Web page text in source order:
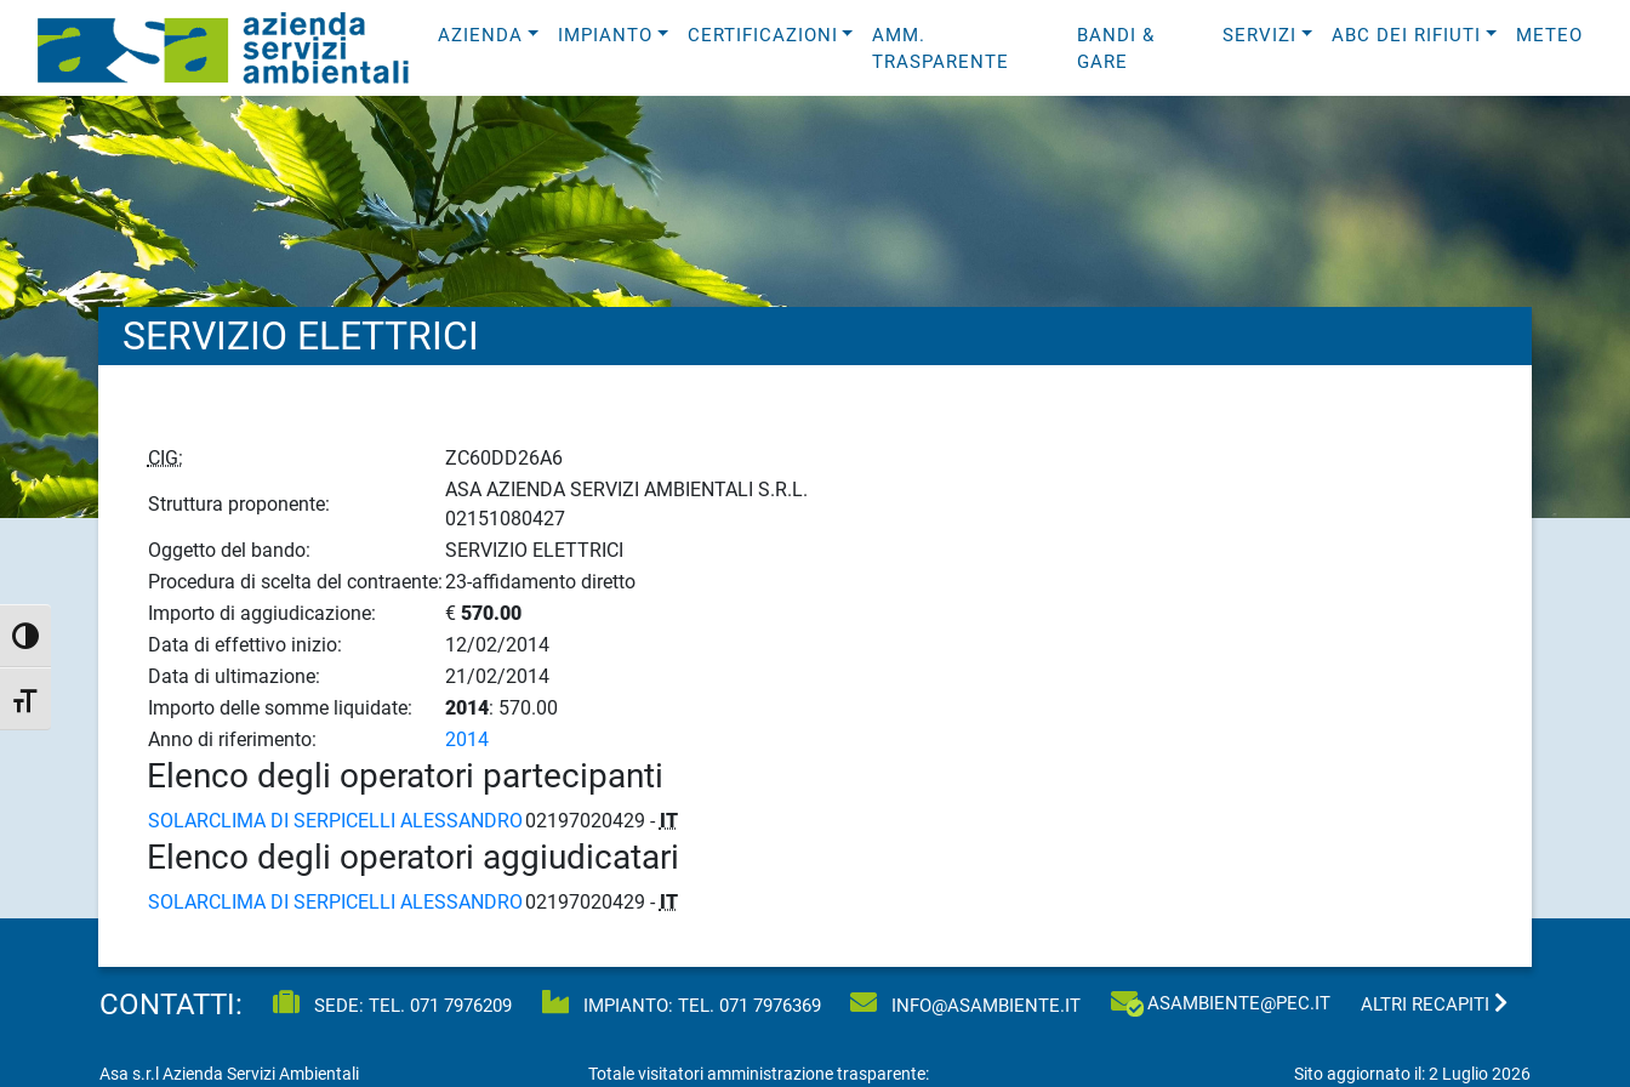
Attiva/disattiva alto contrasto
Attiva/disattiva dimensione testo
AZIENDA IMPIANTO CERTIFICAZIONI
AMM.
TRASPARENTE
BANDI &
GARE
SERVIZI ABC DEI RIFIUTI METEO
SERVIZIO ELETTRICI
CIG:
ZC60DD26A6
Struttura proponente:
ASA AZIENDA SERVIZI AMBIENTALI S.R.L.
02151080427
Oggetto del bando:
SERVIZIO ELETTRICI
Procedura di scelta del contraente:23-affidamento diretto
Importo di aggiudicazione:
€ 570.00
Data di effettivo inizio:
12/02/2014
Data di ultimazione:
21/02/2014
Importo delle somme liquidate:
2014: 570.00
Anno di riferimento:
2014
Elenco degli operatori partecipanti
SOLARCLIMA DI SERPICELLI ALESSANDRO 02197020429 - IT
Elenco degli operatori aggiudicatari
SOLARCLIMA DI SERPICELLI ALESSANDRO 02197020429 - IT
CONTATTI: SEDE: TEL. 071 7976209 IMPIANTO: TEL. 071 7976369 INFO@ASAMBIENTE.IT ASAMBIENTE@PEC.IT ALTRI RECAPITI
Asa s.r.l Azienda Servizi Ambientali Totale visitatori amministrazione trasparente: Sito aggiornato il: 2 Luglio 2026